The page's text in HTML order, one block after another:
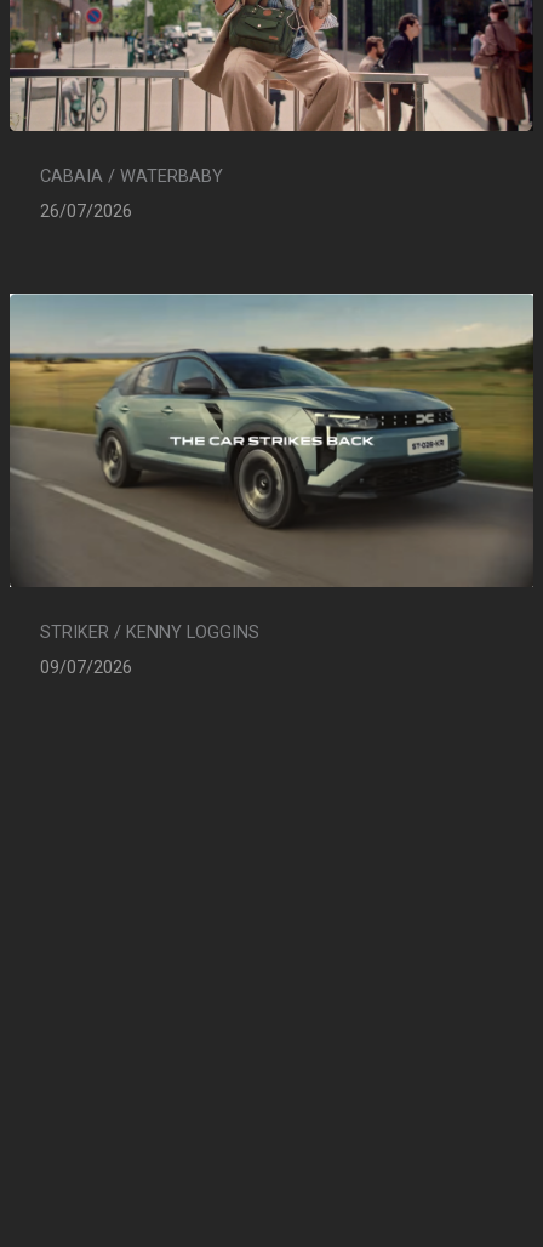
CABAIA / WATERBABY
26/07/2026
STRIKER / KENNY LOGGINS
09/07/2026